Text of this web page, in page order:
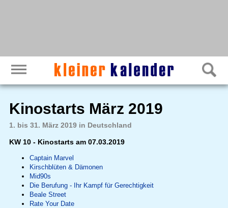
Kinostarts März 2019
1. bis 31. März 2019 in Deutschland
KW 10 - Kinostarts am 07.03.2019
Captain Marvel
Kirschblüten & Dämonen
Mid90s
Die Berufung - Ihr Kampf für Gerechtigkeit
Beale Street
Rate Your Date